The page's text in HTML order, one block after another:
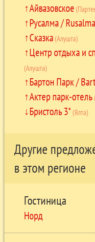
Айвазовское
Русалма / Rusalma
Сказка(Алушта)
Центр отдыха и
(Алушта)
Бартон Парк /
Актер парк-отель
Бристоль 3*(Ялта)
Другие
в этом регионе
Гостиница
Норд